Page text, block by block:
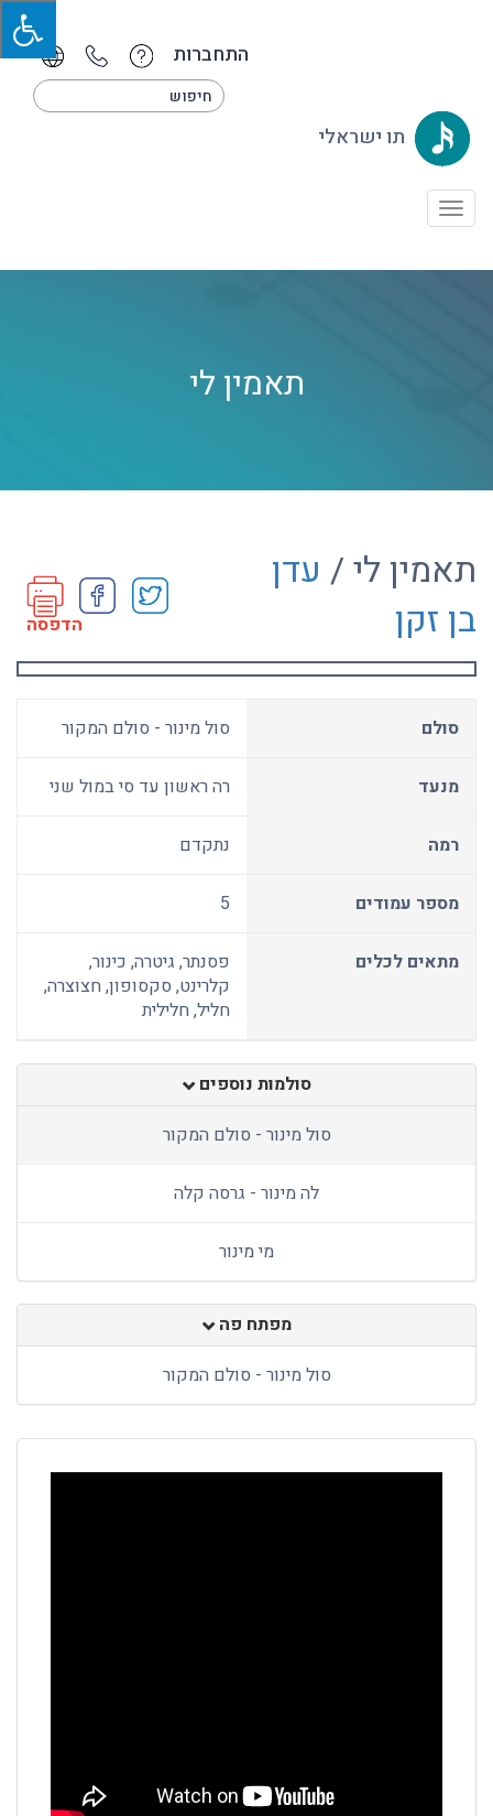
התחברות
תו ישראלי
Toggle
תאמין לי
תאמין לי / עדן
בן זקן
הדפסה
סולם סול מינור - סולם המקור
מנעד רה ראשון עד סי במול שני
רמה נתקדם
מספר עמודים 5
מתאים לכלים
פסנתר, גיטרה, כינור,
קלרינט, סקסופון, חצוצרה,
חליל, חלילית
סולמות נוספים
סול מינור - סולם המקור
לה מינור - גרסה קלה
מי מינור
מפתח פה
סול מינור - סולם המקור